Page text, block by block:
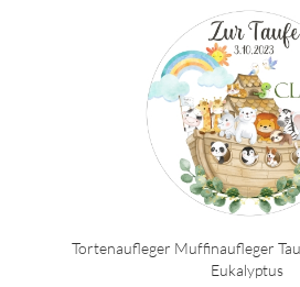
Tortenaufleger Muffinaufleger
Eukalyptus